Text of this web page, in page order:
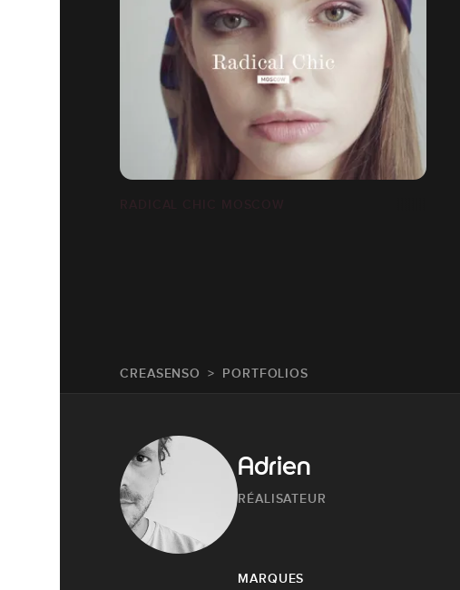
CREASENSO PORTFOLIOS
Adrien
RÉALISATEUR
MARQUES